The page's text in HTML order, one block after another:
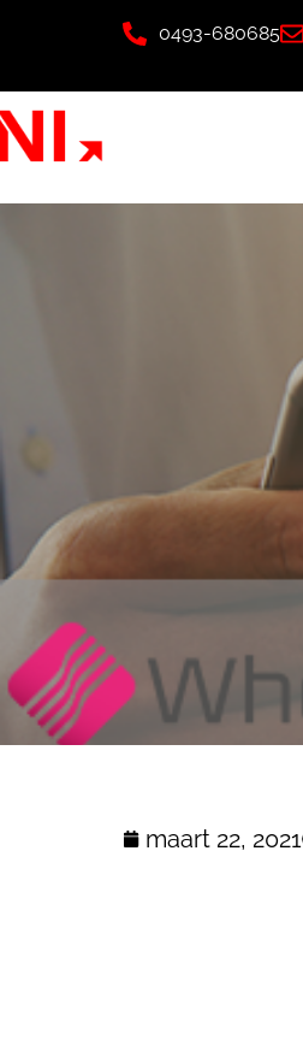
0493-680685
maart 22, 2021